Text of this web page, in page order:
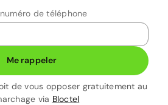
de téléphone
Me rappeler
de vous opposer gratuitement au
via Bloctel